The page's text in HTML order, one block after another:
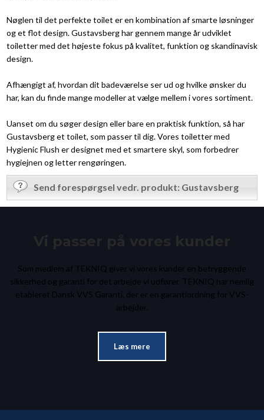
Nøglen til det perfekte toilet er en kombination af smarte løsninger
og et flot design. Gustavsberg har gennem mange år udviklet
toiletter med det højeste fokus på kvalitet, funktion og skandinavisk
design.
Afhængigt af, hvordan dit badeværelse ser ud og hvilke ønsker du
har, kan du finde mange modeller at vælge mellem i vores sortiment.
Uanset om du søger design eller bare en praktisk funktion, så har
Gustavsberg et toilet, som passer til dig. Vores toiletter med
Hygienic Flush er designet med et smartere skyl, som forbedrer
hygiejnen og letter rengøringen.
Send forespørgsel vedr. produkt: Gustavsberg
Som medlem af TEKNIQ giver vi vores kunder en betryggende
sikkerhed og garanti for det arbejde vi udfører. TEKNIQ har nemlig
etableret Dansk VVS Garanti, der er en garantiordning for VVS-
arbejder.​
Læs mere